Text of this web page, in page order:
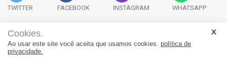
TWITTER FACEBOOK INSTAGRAM WHATSAPP
Acervo Digital Fale Conosco Quem Somos
Cookies.
Ao usar este site você aceita que usamos cookies. política de
privacidade.